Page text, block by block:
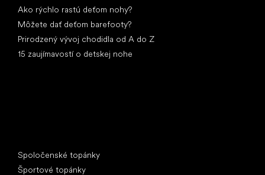
Ako rýchlo rastú deťom nohy?
Môžete dať deťom barefooty?
Prirodzený vývoj chodidla od A do Z
15 zaujímavostí o detskej nohe
Spoločenské topánky
Športové topánky